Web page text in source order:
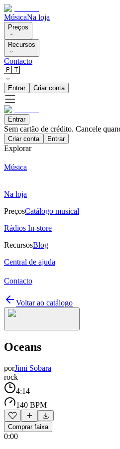
MúsicaNa loja
Preços
Recursos
Contacto
🇵🇹
Entrar Criar conta
Entrar
Sem cartão de crédito. Cancele
Criar conta Entrar
Explorar
Música
Na loja
PreçosCatálogo musical
Rádios In-store
RecursosBlog
Central de ajuda
Contacto
Voltar ao catálogo
Oceans
porJimi Sobara
rock
4:14
140 BPM
Comprar faixa
0:00